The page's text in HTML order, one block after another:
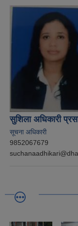
सुशिला अधिकारी
सूचना अधिकारी
9852067679